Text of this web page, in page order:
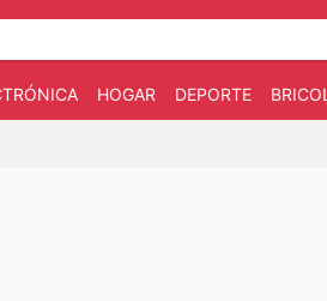
HOGAR DEPORTE